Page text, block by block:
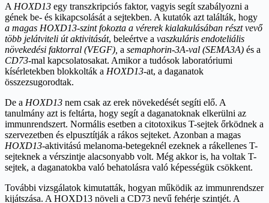
A HOXD13 egy transzkripciós faktor, vagyis segít szabályozni a
gének be- és kikapcsolását a sejtekben. A kutatók azt találták, hogy
a magas HOXD13-szint fokozta a vérerek kialakulásában részt vevő
több jelátviteli út aktivitását, beleértve a vaszkuláris endoteliális
növekedési faktorral (VEGF), a semaphorin-3A-val (SEMA3A) és a
CD73-mal kapcsolatosakat. Amikor a tudósok laboratóriumi
kísérletekben blokkolták a HOXD13-at, a daganatok
összezsugorodtak.
De a HOXD13 nem csak az erek növekedését segíti elő. A
tanulmány azt is feltárta, hogy segít a daganatoknak elkerülni az
immunrendszert. Normális esetben a citotoxikus T-sejtek őrködnek a
szervezetben és elpusztítják a rákos sejteket. Azonban a magas
HOXD13-aktivitású melanoma-betegeknél ezeknek a rákellenes T-
sejteknek a vérszintje alacsonyabb volt. Még akkor is, ha voltak T-
sejtek, a daganatokba való behatolásra való képességük csökkent.
További vizsgálatok kimutatták, hogyan működik az immunrendszer
kijátszása. A HOXD13 növeli a CD73 nevű fehérje szintjét. A